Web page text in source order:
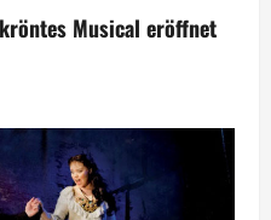
Musical eröffnet